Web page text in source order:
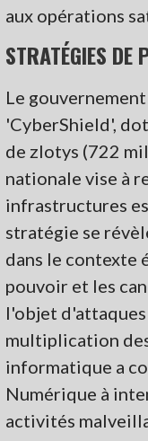
aux opérations
STRATÉGIES DE
Le
'CyberShield',
de zlotys (722
nationale vise à
infrastructures
stratégie se
dans le contexte
pouvoir et les
l'objet d'attaques
multiplication
informatique a
Numérique à
activités